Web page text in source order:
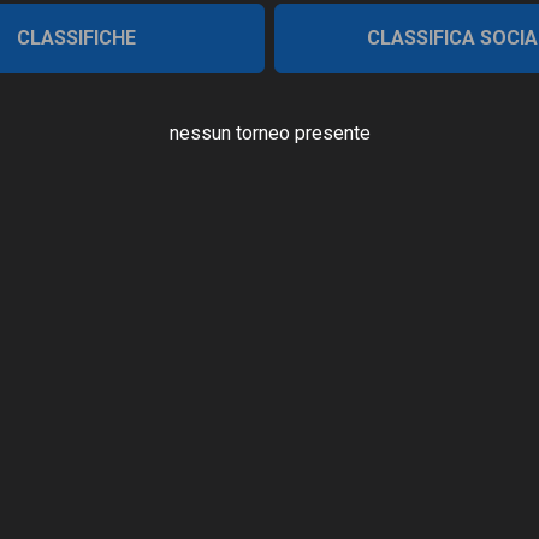
CLASSIFICHE CLASSIFICA
nessun torneo presente